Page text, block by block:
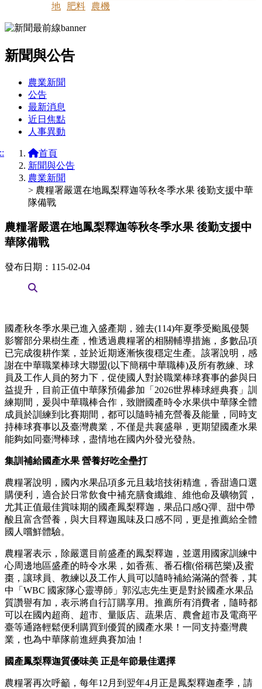
地
肥料 農機
新聞與公告
農業新聞
公告
最新消息
近日焦點
人事異動
首頁
新聞與公告
農業新聞
> 農糧署嚴選在地鳳梨釋迦等秋冬季水果 後勤支援中華
隊備戰
農糧署嚴選在地鳳梨釋迦等秋冬季水果 後勤支援中
華隊備戰
發布日期：115-02-04
國產秋冬季水果已進入盛產期，雖去(114)年夏季受颱風侵襲
影響部分果樹生產，惟透過農糧署的相關輔導措施，多數品項
已完成復耕作業，並於近期逐漸恢復穩定生產。該署說明，感
謝在中華職業棒球大聯盟(以下簡稱中華職棒)及所有教練、球
員及工作人員的努力下，促使國人對於職業棒球賽事的參與日
益提升，目前正值中華隊預備參加「2026世界棒球經典賽」訓
練期間，爰與中華職棒合作，致贈國產時令水果供中華隊全體
成員於訓練到比賽期間，都可以隨時補充營養及能量，同時支
持棒球賽事以及臺灣農業，不僅是共襄盛舉，更期望國產水果
能夠如同臺灣棒球，盡情地在國內外發光發熱。
集訓補給國產水果 營養好吃全壘打
農糧署說明，國內水果品項多元且栽培技術精進，香甜適口選
購便利，適合於日常飲食中補充膳食纖維、維他命及礦物質，
尤其正值最佳賞味期的國產鳳梨釋迦，果品口感Q彈、甜中帶
酸且富含營養，與大目釋迦風味及口感不同，更是推薦給全體
國人嚐鮮體驗。
農糧署表示，除嚴選目前盛產的鳳梨釋迦，並選用國家訓練中
心周邊地區盛產的時令水果，如香蕉、番石榴(俗稱芭樂)及蜜
棗，讓球員、教練以及工作人員可以隨時補給滿滿的營養，其
中「WBC 國家隊心靈導師」郭泓志先生更是對於國產水果品
質讚譽有加，表示將自行訂購享用。推薦所有消費者，隨時都
可以在國內超商、超市、量販店、蔬果店、農會超市及電商平
臺等通路輕鬆便利購買到優質的國產水果！一同支持臺灣農
業，也為中華隊前進經典賽加油！
國產鳳梨釋迦質優味美 正是年節最佳選擇
農糧署再次呼籲，每年12月到翌年4月正是鳳梨釋迦產季，請